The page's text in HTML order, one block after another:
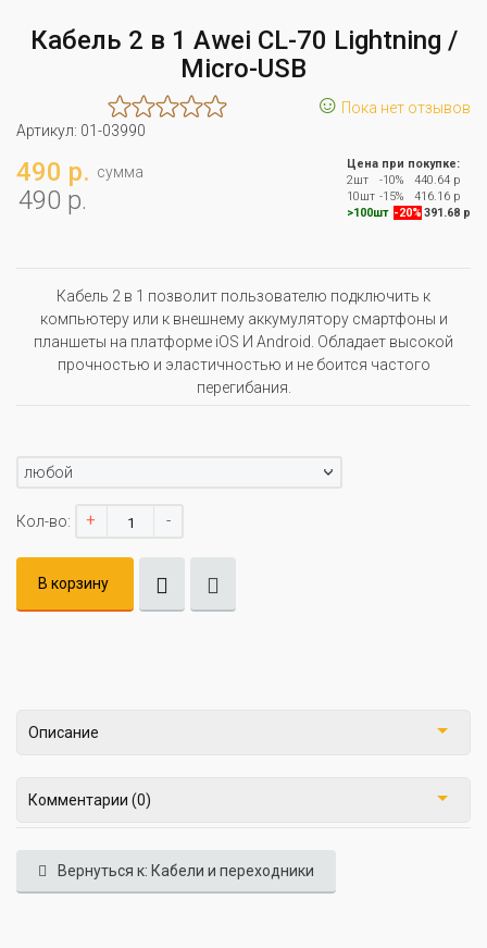
Кабель 2 в 1 Awei CL-70 Lightning /
Micro-USB
☺ Пока нет отзывов
Артикул: 01-03990
490 р. сумма
490 р.
Цена при покупке:
2шт
-10%
440.64 р
10шт -15%
416.16 р
>100шт -20% 391.68 р
Кабель 2 в 1 позволит пользователю подключить к
компьютеру или к внешнему аккумулятору смартфоны и
планшеты на платформе iOS И Android. Обладает высокой
прочностью и эластичностью и не боится частого
перегибания.
любой
Кол-во: + -
В корзину
Описание
Комментарии (0)
Вернуться к: Кабели и переходники